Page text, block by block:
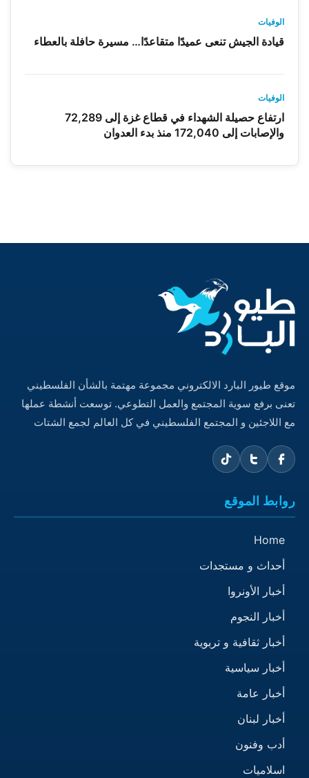
الوفيات
قيادة الجيش تنعى عميدًا متقاعدًا… مسيرة حافلة بالعطاء
الوفيات
ارتفاع حصيلة الشهداء في قطاع غزة إلى 72,289
والإصابات إلى 172,040 منذ بدء العدوان
موقع طيور البارد الالكتروني مجموعة مهتمة بالشأن الفلسطيني
تعنى برفع سوية المجتمع والعمل التطوعي. توسعت أنشطة عملها
مع اللاجئين و المجتمع الفلسطيني في كل العالم لجمع الشتات
روابط الموقع
Home
أحداث و مستجدات
أخبار الأونروا
أخبار النجوم
أخبار ثقافية و تربوية
أخبار سياسية
أخبار عامة
أخبار لبنان
أدب وفنون
اسلاميات